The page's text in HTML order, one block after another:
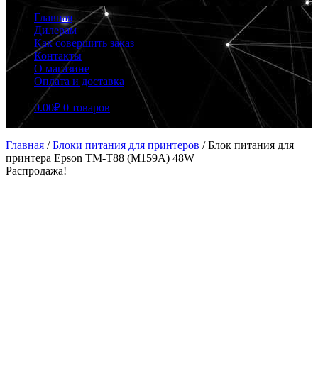
Главная
Дилерам
Как совершить заказ
Контакты
О магазине
Оплата и доставка
0.00₽ 0 товаров
Главная /Блоки питания для принтеров /Блок питания для
принтера Epson TM-T88 (M159A) 48W
Распродажа!